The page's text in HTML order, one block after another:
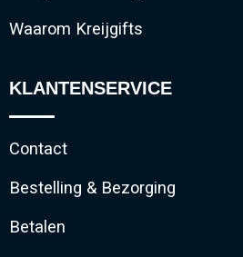
Waarom Kreijgifts
KLANTENSERVICE
Contact
Bestelling & Bezorging
Betalen